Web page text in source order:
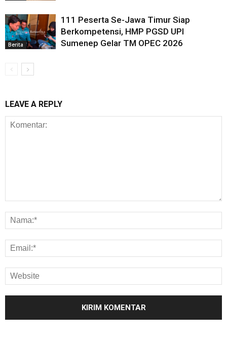
Berita
111 Peserta Se-Jawa Timur Siap
Berkompetensi, HMP PGSD UPI
Sumenep Gelar TM OPEC 2026
LEAVE A REPLY